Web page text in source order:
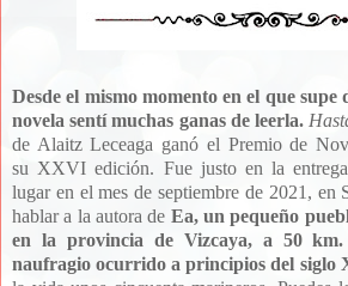
Desde el mismo momento en el que supe
novela sentí muchas ganas de leerla.
de Alaitz Leceaga ganó el Premio de
su XXVI edición. Fue justo en la
lugar en el mes de septiembre de 2021, en
hablar a la autora de Ea, un pequeño
en la provincia de Vizcaya, a 50
naufragio ocurrido a principios del siglo